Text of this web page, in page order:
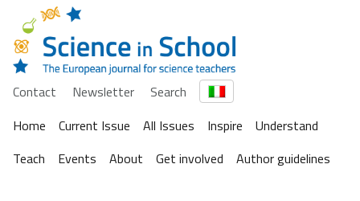
Contact Newsletter
Search
Home
Current Issue All Issues Inspire
Understand
Teach
Events About Get involved Author guidelines